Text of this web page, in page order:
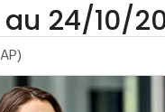
24/10/